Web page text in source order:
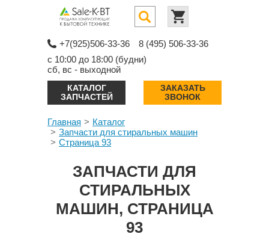
+7(925)506-33-36
8 (495) 506-33-36
с 10:00 до 18:00 (будни)
сб, вс - выходной
КАТАЛОГ
ЗАПЧАСТЕЙ
ЗАКАЗАТЬ
ЗВОНОК
Главная
Каталог
Запчасти для стиральных машин
Страница 93
ЗАПЧАСТИ ДЛЯ
СТИРАЛЬНЫХ
МАШИН, СТРАНИЦА
93